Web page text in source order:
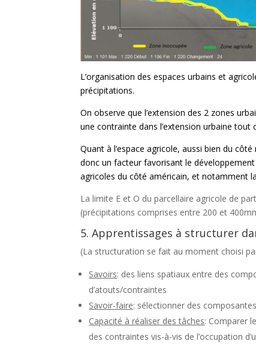
L’organisation des espaces urbains et
précipitations.
On observe que l’extension des 2 zones
une contrainte dans l’extension urbaine tout
Quant à l’espace agricole, aussi bien du
donc un facteur favorisant le
agricoles du côté américain, et notamment
La limite E et O du parcellaire agricole de
(précipitations comprises entre 200 et
5. Apprentissages à structurer
(La structuration se fait au moment choisi
Savoirs: des liens spatiaux entre des
d’atouts/contraintes
Savoir-faire: sélectionner des
Capacité à réaliser des tâches: Comparer
des contraintes vis-à-vis de l’occupation